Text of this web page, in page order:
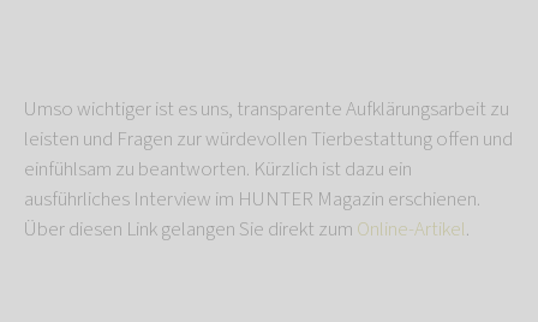
Umso wichtiger ist es uns, transparente Aufklärungsarbeit zu
leisten und Fragen zur würdevollen Tierbestattung offen und
einfühlsam zu beantworten. Kürzlich ist dazu ein
ausführliches Interview im HUNTER Magazin erschienen.
Über diesen Link gelangen Sie direkt zum Online-Artikel.